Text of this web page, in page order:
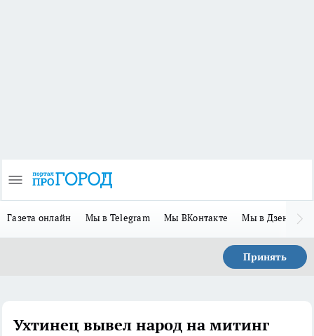
Газета онлайн Мы в Telegram Мы ВКонтакте Мы в Дзене
Принять
Ухтинец вывел народ на митинг